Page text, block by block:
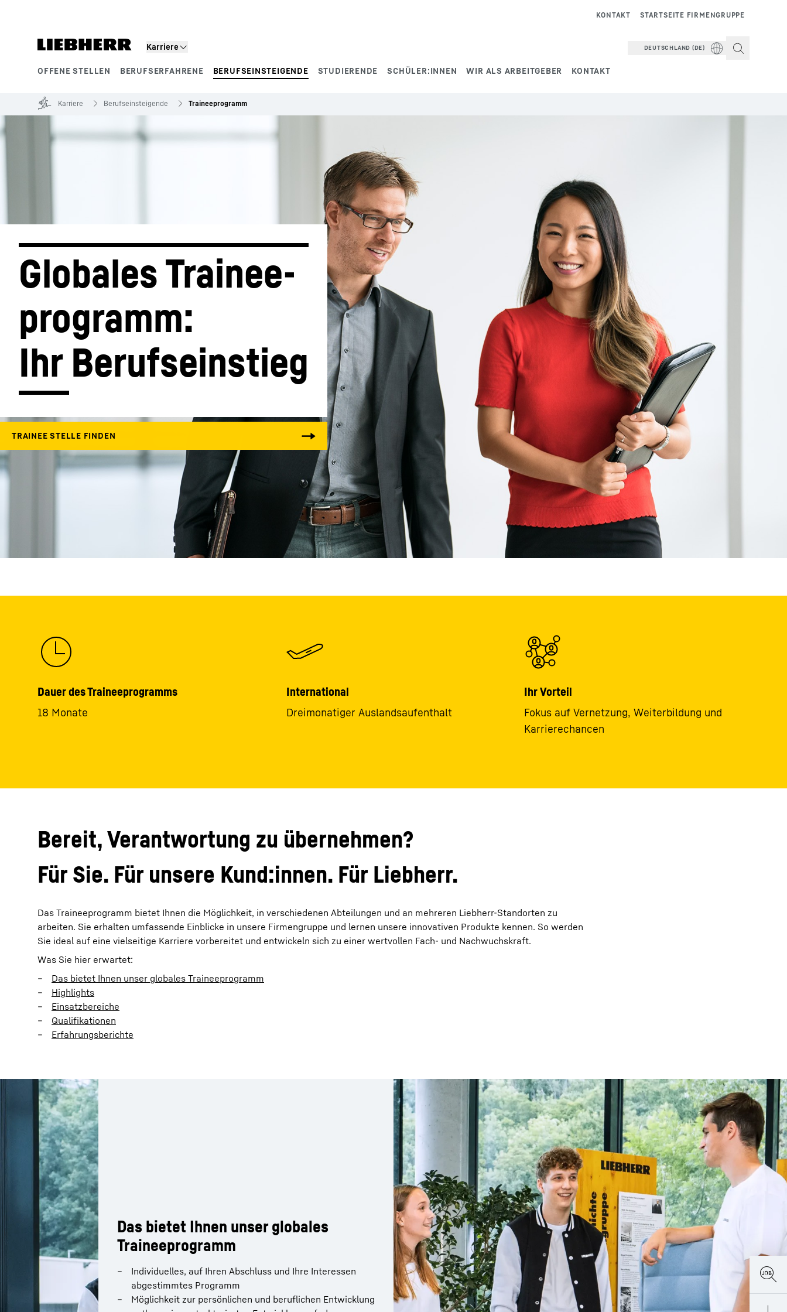
Karriere
OFFENE STELLEN BERUFSERFAHRENE BERUFSEINSTEIGENDE STUDIERENDE SCHÜLER:INNEN WIR ALS ARBEITGEBER KONTAKT
STARTSEITE FIRMENGRUPPE
KONTAKT
DEUTSCHLAND (DE)
Mehr über die Firmengruppe Karriere bei Liebherr
Karriere Berufseinsteigende Traineeprogramm
Globales Trainee-
programm:
Ihr Berufseinstieg
Dauer des Traineeprogramms
18 Monate
International
Dreimonatiger Auslandsaufenthalt
Ihr Vorteil
Fokus auf Vernetzung, Weiterbildung und
Karrierechancen
Bereit, Verantwortung zu übernehmen?
Für Sie. Für unsere Kund:innen. Für Liebherr.
Das Traineeprogramm bietet Ihnen die Möglichkeit, in verschiedenen Abteilungen und an mehreren Liebherr-Standorten zu
arbeiten. Sie erhalten umfassende Einblicke in unsere Firmengruppe und lernen unsere innovativen Produkte kennen. So werden
Sie ideal auf eine vielseitige Karriere vorbereitet und entwickeln sich zu einer wertvollen Fach- und Nachwuchskraft.
Was Sie hier erwartet:
Das bietet Ihnen unser globales Traineeprogramm
Highlights
Einsatzbereiche
Qualifikationen
Erfahrungsberichte
Das bietet Ihnen unser globales
Traineeprogramm
Individuelles, auf Ihren Abschluss und Ihre Interessen
abgestimmtes Programm
Möglichkeit zur persönlichen und beruflichen Entwicklung
Traineeprogramm
Kennenlernen des Unternehmens aus verschiedenen
Perspektiven und Verständnis, wie
abteilungsübergreifende Schnittstellen im Unternehmen
zusammenspielen
Übernahme von Verantwortung in Projekten